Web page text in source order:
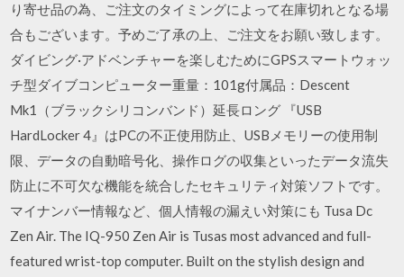
り寄せ品の為、ご注文のタイミングによって在庫切れとなる場
合もございます。予めご了承の上、ご注文をお願い致します。
ダイビング·アドベンチャーを楽しむためにGPSスマートウォッ
チ型ダイブコンピューター重量：101g付属品：Descent
Mk1（ブラックシリコンバンド）延長ロング 『USB
HardLocker 4』はPCの不正使用防止、USBメモリーの使用制
限、データの自動暗号化、操作ログの収集といったデータ流失
防止に不可欠な機能を統合したセキュリティ対策ソフトです。
マイナンバー情報など、個人情報の漏えい対策にも Tusa Dc
Zen Air. The IQ-950 Zen Air is Tusas most advanced and full-
featured wrist-top computer. Built on the stylish design and